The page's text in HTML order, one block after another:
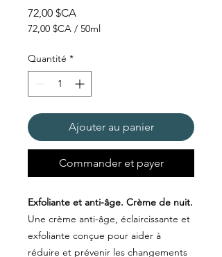
72,00 $CAPrix
72,00 $CA / 50ml
pour
50
Millilitres
Quantité *
Ajouter au panier
Commander et payer
Exfoliante et anti-âge. Crème de nuit.
Une crème anti-âge, éclaircissante et
exfoliante conçue pour aider à
réduire et prévenir les changements